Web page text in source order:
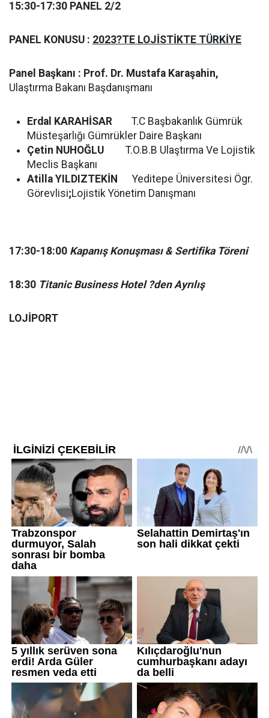
15:30-17:30 PANEL 2/2
PANEL KONUSU : 2023?TE LOJİSTİKTE TÜRKİYE
Panel Başkanı : Prof. Dr. Mustafa Karaşahin,
Ulaştırma Bakanı Başdanışmanı
Erdal KARAHİSAR T.C Başbakanlık Gümrük
Müsteşarlığı Gümrükler Daire Başkanı
Çetin NUHOĞLU
T.O.B.B Ulaştırma Ve Lojistik
Meclis Başkanı
Atilla YILDIZTEKİN
Yeditepe Üniversitesi Ögr.
Görevlisi;Lojistik Yönetim Danışmanı
17:30-18:00 Kapanış Konuşması & Sertifika Töreni
18:30 Titanic Business Hotel ?den Ayrılış
LOJİPORT